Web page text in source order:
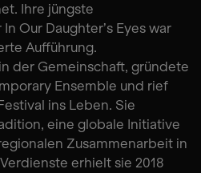
Ihre jüngste
Our Daughter’s Eyes war
Aufführung.
der Gemeinschaft, gründete
Ensemble und rief
ins Leben. Sie
eine globale Initiative
Zusammenarbeit in
erhielt sie 2018